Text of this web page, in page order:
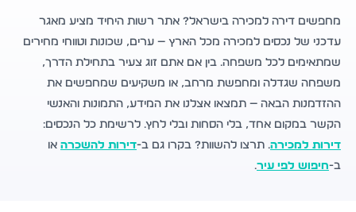
מחפשים דירה למכירה בישראל? אתר רשות היחיד מציע מאגר
עדכני של נכסים למכירה מכל הארץ — ערים, שכונות וטווחי מחירים
שמתאימים לכל משפחה. בין אם אתם זוג צעיר בתחילת הדרך,
משפחה שגדלה ומחפשת מרחב, או משקיעים שמחפשים את
ההזדמנות הבאה — תמצאו אצלנו את המידע, התמונות והאנשי
הקשר במקום אחד, בלי הסחות ובלי לחץ. לרשימת כל הנכסים:
דירות למכירה. תרצו להשוות? בקרו גם ב-דירות להשכרה או
ב-חיפוש לפי עיר.